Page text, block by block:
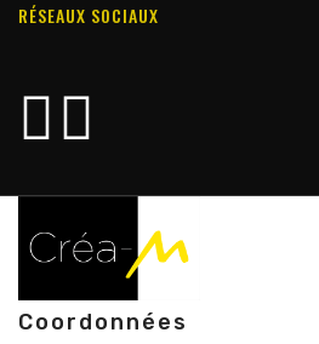
RÉSEAUX SOCIAUX
Coordonnées